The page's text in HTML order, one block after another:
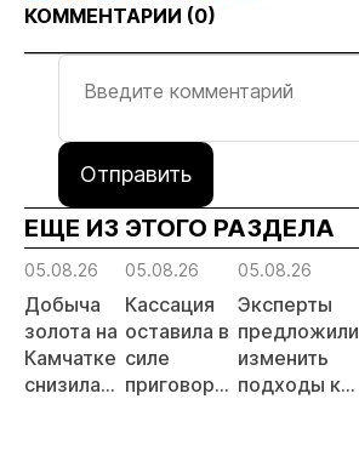
КОММЕНТАРИИ (0)
Отправить
ЕЩЕ ИЗ ЭТОГО РАЗДЕЛА
05.08.26
Добыча
золота на
Камчатке
снизилась
05.08.26
Кассация
оставила в
силе
приговор
05.08.26
Эксперты
предложили
изменить
подходы к